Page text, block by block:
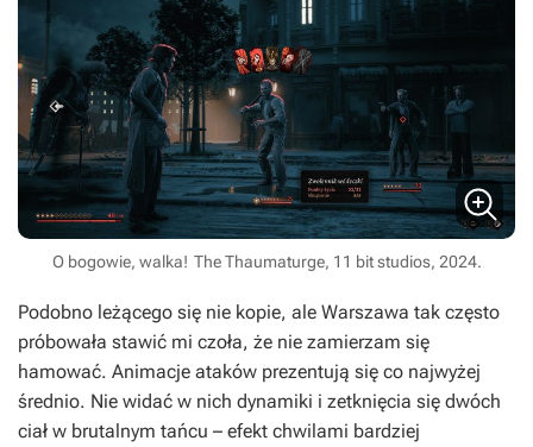
O bogowie, walka! The Thaumaturge, 11 bit studios, 2024.
Podobno leżącego się nie kopie, ale Warszawa tak często
próbowała stawić mi czoła, że nie zamierzam się
hamować. Animacje ataków prezentują się co najwyżej
średnio. Nie widać w nich dynamiki i zetknięcia się dwóch
ciał w brutalnym tańcu – efekt chwilami bardziej